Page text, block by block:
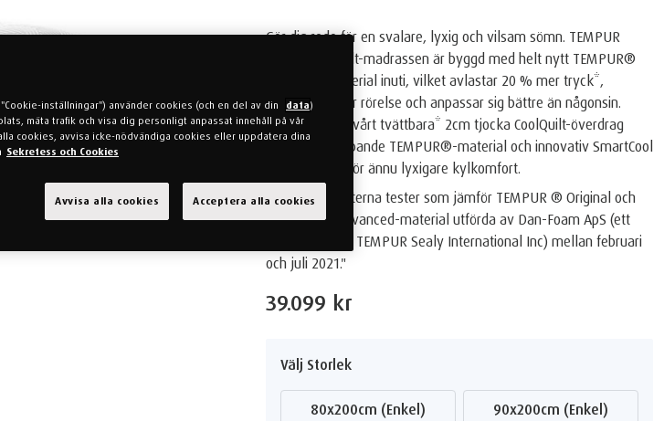
Gör dig redo för en svalare, lyxig och vilsam sömn. TEMPUR
PRO® CoolQuilt-madrassen är byggd med helt nytt TEMPUR®
Advanced Material inuti, vilket avlastar 20 % mer tryck*,
absorberar mer rörelse och anpassar sig bättre än någonsin.
Dessutom har vårt tvättbara* 2cm tjocka CoolQuilt-överdrag
vadderat dämpande TEMPUR®-material och innovativ SmartCool
Technology™️ för ännu lyxigare kylkomfort.
*Baserat på interna tester som jämför TEMPUR ® Original och
TEMPUR ® Advanced-material utförda av Dan-Foam ApS (ett
dotterbolag till TEMPUR Sealy International Inc) mellan februari
och juli 2021."
39.099 kr
Välj Storlek
80x200cm (Enkel)
90x200cm (Enkel)
inställningar") använder cookies (och en del av din data)
mäta trafik och visa dig personligt anpassat innehåll på vår
cookies, avvisa icke-nödvändiga cookies eller uppdatera dina
Sekretess och Cookies
Avvisa alla cookies Acceptera alla cookies